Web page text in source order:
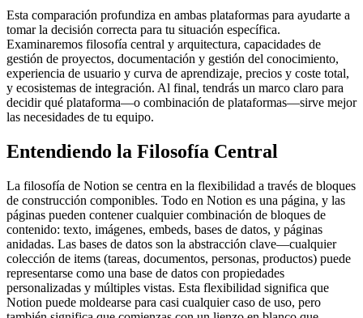
Esta comparación profundiza en ambas plataformas para ayudarte a
tomar la decisión correcta para tu situación específica.
Examinaremos filosofía central y arquitectura, capacidades de
gestión de proyectos, documentación y gestión del conocimiento,
experiencia de usuario y curva de aprendizaje, precios y coste total,
y ecosistemas de integración. Al final, tendrás un marco claro para
decidir qué plataforma—o combinación de plataformas—sirve mejor
las necesidades de tu equipo.
Entendiendo la Filosofía Central
La filosofía de Notion se centra en la flexibilidad a través de bloques
de construcción componibles. Todo en Notion es una página, y las
páginas pueden contener cualquier combinación de bloques de
contenido: texto, imágenes, embeds, bases de datos, y páginas
anidadas. Las bases de datos son la abstracción clave—cualquier
colección de items (tareas, documentos, personas, productos) puede
representarse como una base de datos con propiedades
personalizadas y múltiples vistas. Esta flexibilidad significa que
Notion puede moldearse para casi cualquier caso de uso, pero